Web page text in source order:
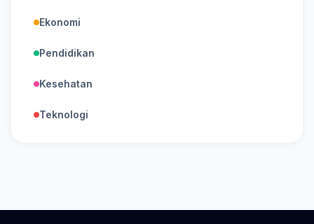
Ekonomi
Pendidikan
Kesehatan
Teknologi